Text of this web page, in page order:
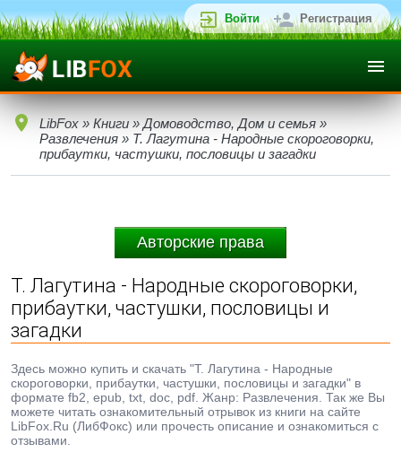
Войти Регистрация
LibFox » Книги » Домоводство, Дом и семья »
Развлечения » Т. Лагутина - Народные скороговорки,
прибаутки, частушки, пословицы и загадки
Авторские права
Т. Лагутина - Народные скороговорки,
прибаутки, частушки, пословицы и
загадки
Здесь можно купить и скачать "Т. Лагутина - Народные
скороговорки, прибаутки, частушки, пословицы и загадки" в
формате fb2, epub, txt, doc, pdf. Жанр: Развлечения. Так же Вы
можете читать ознакомительный отрывок из книги на сайте
LibFox.Ru (ЛибФокс) или прочесть описание и ознакомиться с
отзывами.